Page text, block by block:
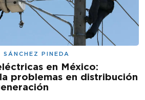
PINEDA
en México:
problemas en distribución